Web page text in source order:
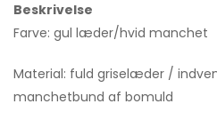
Beskrivelse
Farve: gul læder/hvid manchet
Material: fuld griselæder /
manchetbund af bomuld